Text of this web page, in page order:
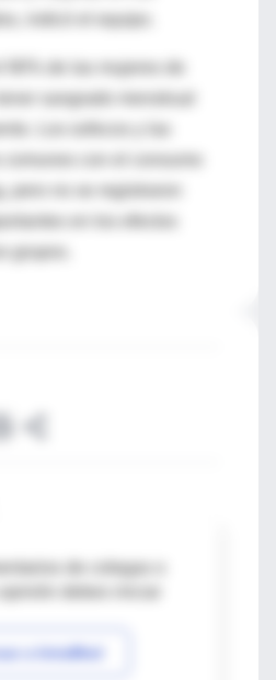
indicó el equipo.
sangrado menstrual
pero no se registraron
grupos.
de colegas o
a IntraMed